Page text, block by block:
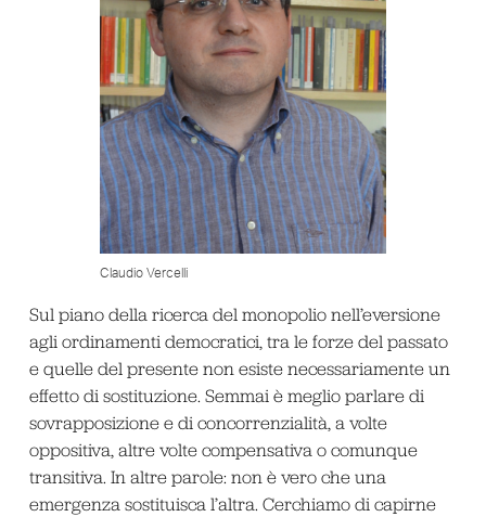
Claudio Vercelli
Sul piano della ricerca del monopolio nell’eversione
agli ordinamenti democratici, tra le forze del passato
e quelle del presente non esiste necessariamente un
effetto di sostituzione. Semmai è meglio parlare di
sovrapposizione e di concorrenzialità, a volte
oppositiva, altre volte compensativa o comunque
transitiva. In altre parole: non è vero che una
emergenza sostituisca l’altra. Cerchiamo di capirne